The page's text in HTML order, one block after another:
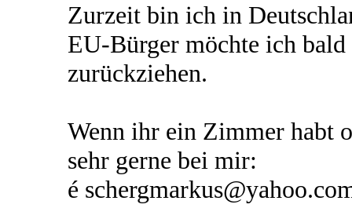
Zurzeit bin ich in
EU-Bürger möchte ich
zurückziehen.
Wenn ihr ein Zimmer habt
sehr gerne bei mir:
é